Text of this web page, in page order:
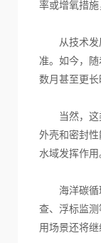
率或增氧措
从技术发展
准。如今，
数月甚至更
当然，这类
外壳和密封
水域发挥作用
海洋碳循环
查、浮标监
用场景还将